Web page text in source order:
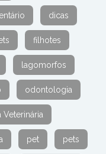
dicas
filhotes
lagomorfos
odontologia
pet pets